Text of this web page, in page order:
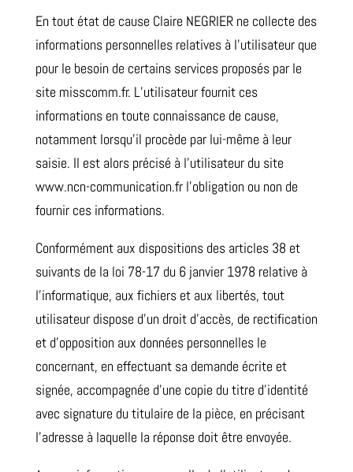
En tout état de cause Claire NEGRIER ne collecte des
informations personnelles relatives à l’utilisateur que
pour le besoin de certains services proposés par le
site misscomm.fr. L’utilisateur fournit ces
informations en toute connaissance de cause,
notamment lorsqu’il procède par lui-même à leur
saisie. Il est alors précisé à l’utilisateur du site
www.ncn-communication.fr l’obligation ou non de
fournir ces informations.
Conformément aux dispositions des articles 38 et
suivants de la loi 78-17 du 6 janvier 1978 relative à
l’informatique, aux fichiers et aux libertés, tout
utilisateur dispose d’un droit d’accès, de rectification
et d’opposition aux données personnelles le
concernant, en effectuant sa demande écrite et
signée, accompagnée d’une copie du titre d’identité
avec signature du titulaire de la pièce, en précisant
l’adresse à laquelle la réponse doit être envoyée.